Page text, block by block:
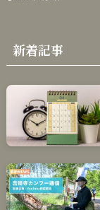
新着記事